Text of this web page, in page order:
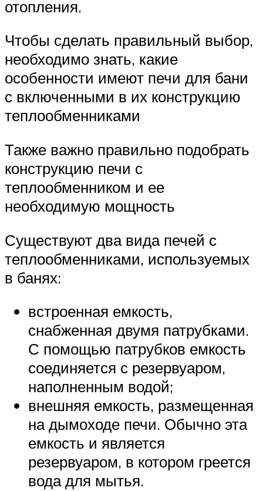
отопления.
Чтобы сделать правильный выбор,
необходимо знать, какие
особенности имеют печи для бани
с включенными в их конструкцию
теплообменниками
Также важно правильно подобрать
конструкцию печи с
теплообменником и ее
необходимую мощность
Существуют два вида печей с
теплообменниками, используемых
в банях:
встроенная емкость,
снабженная двумя патрубками.
С помощью патрубков емкость
соединяется с резервуаром,
наполненным водой;
внешняя емкость, размещенная
на дымоходе печи. Обычно эта
емкость и является
резервуаром, в котором греется
вода для мытья.